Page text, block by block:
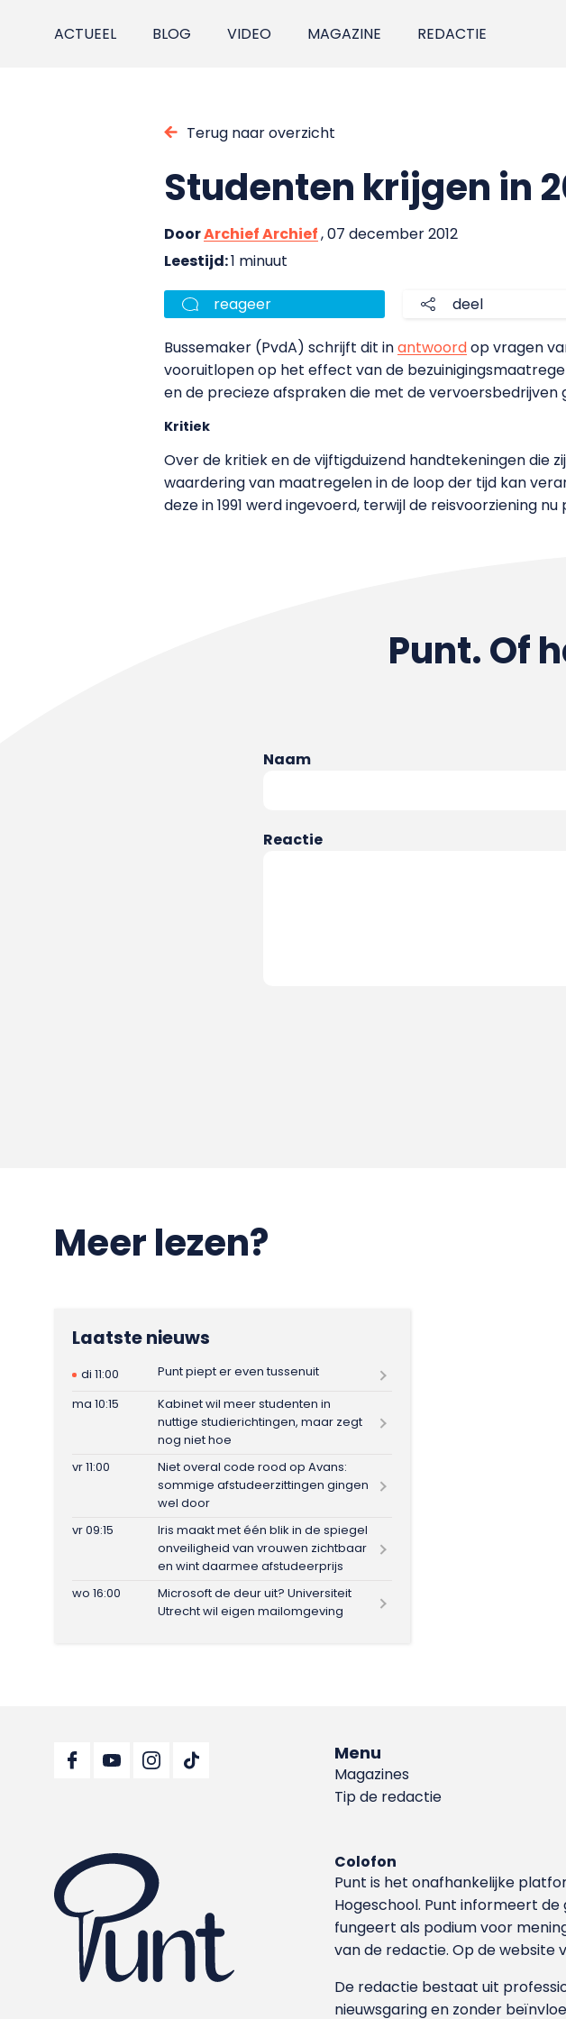
ACTUEEL BLOG VIDEO MAGAZINE REDACTIE
Terug naar overzicht
Studenten krijgen in
DoorArchief Archief, 07 december 2012
Leestijd:1 minuut
reageer deel
Bussemaker (PvdA) schrijft dit inantwoordop vragen
vooruitlopen op het effect van de
en de precieze afspraken die met de vervoersbedrijven
Kritiek
Over de kritiek en de vijftigduizend handtekeningen die
waardering van maatregelen in de loop der tijd kan
deze in 1991 werd ingevoerd, terwijl de reisvoorziening
Punt. Of
Naam
Reactie
Meer lezen?
Laatste nieuws
di 11:00
Punt piept er even tussenuit
ma 10:15
Kabinet wil meer studenten in
nuttige studierichtingen, maar zegt
nog niet hoe
vr 11:00
Niet overal code rood op Avans:
sommige afstudeerzittingen gingen
wel door
vr 09:15
Iris maakt met één blik in de spiegel
onveiligheid van vrouwen zichtbaar
en wint daarmee afstudeerprijs
wo 16:00
Microsoft de deur uit? Universiteit
Utrecht wil eigen mailomgeving
Menu
Magazines
Tip de redactie
Colofon
Punt is het onafhankelijke
Hoge­school. Punt informeert
fungeert als podium voor
van de redactie. Op de website
De redactie bestaat uit
nieuwsgaring en zonder